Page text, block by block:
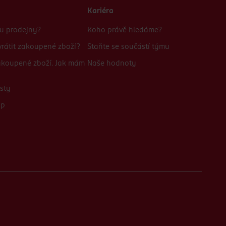
prodejny?
zakoupené zboží?
zboží. Jak mám
Kariéra
Koho právě hledáme?
Staňte se součástí týmu
Naše hodnoty